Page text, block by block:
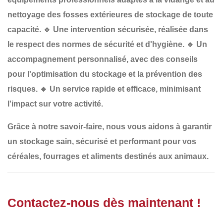
nettoyage des fosses extérieures de stockage de toute
capacité. 🔹 Une intervention sécurisée, réalisée dans
le respect des normes de sécurité et d'hygiène. 🔹 Un
accompagnement personnalisé, avec des conseils
pour l'optimisation du stockage et la prévention des
risques. 🔹 Un service rapide et efficace, minimisant
l'impact sur votre activité.
Grâce à notre savoir-faire, nous vous aidons à garantir
un stockage sain, sécurisé et performant pour vos
céréales, fourrages et aliments destinés aux animaux.
Contactez-nous dès maintenant !